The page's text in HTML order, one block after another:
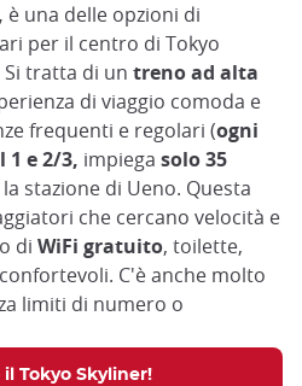
è una delle opzioni di
per il centro di Tokyo
tratta di un treno ad alta
di viaggio comoda e
frequenti e regolari (ogni
e 2/3, impiega solo 35
stazione di Ueno. Questa
che cercano velocità e
di WiFi gratuito, toilette,
C'è anche molto
limiti di numero o
il Tokyo Skyliner!